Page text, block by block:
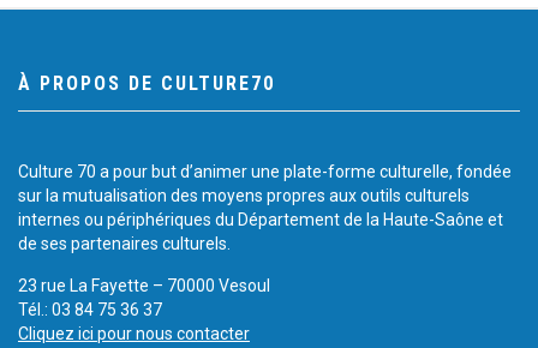
À PROPOS DE CULTURE70
Culture 70 a pour but d’animer une plate-forme culturelle, fondée
sur la mutualisation des moyens propres aux outils culturels
internes ou périphériques du Département de la Haute-Saône et
de ses partenaires culturels.
23 rue La Fayette – 70000 Vesoul
Tél.: 03 84 75 36 37
Cliquez ici pour nous contacter